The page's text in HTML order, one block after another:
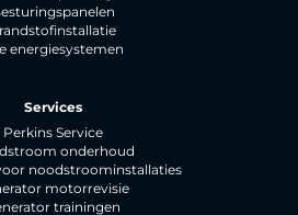
energiesystemen
Services
Perkins Service
onderhoud
noodstroominstallaties
motorrevisie
trainingen